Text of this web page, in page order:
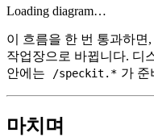
Loading diagram…
이 흐름을 한 번 통과하면
작업장으로 바뀝니다. 디
안에는
/speckit.* 가 준
마치며